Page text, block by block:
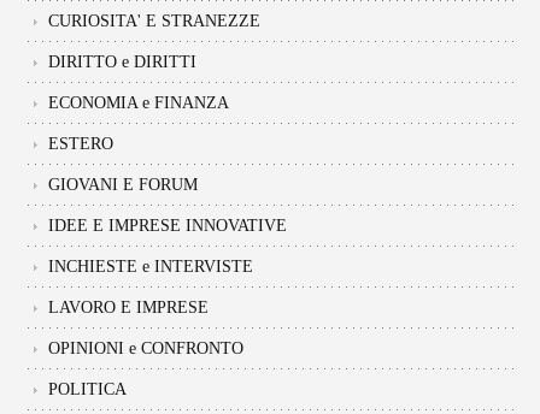
CURIOSITA' E STRANEZZE
DIRITTO e DIRITTI
ECONOMIA e FINANZA
ESTERO
GIOVANI E FORUM
IDEE E IMPRESE INNOVATIVE
INCHIESTE e INTERVISTE
LAVORO E IMPRESE
OPINIONI e CONFRONTO
POLITICA